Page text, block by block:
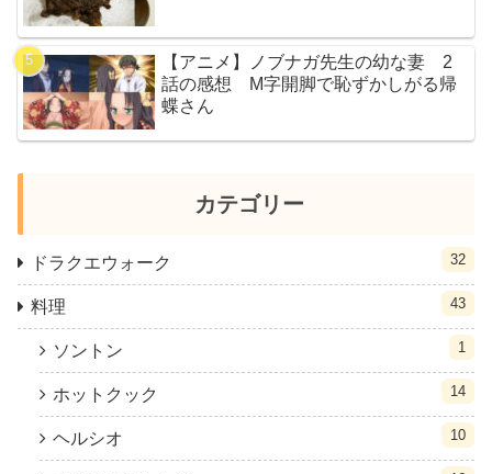
【アニメ】ノブナガ先生の幼な妻 2
話の感想 M字開脚で恥ずかしがる帰
蝶さん
カテゴリー
ドラクエウォーク 32
料理 43
ソントン 1
ホットクック 14
ヘルシオ 10